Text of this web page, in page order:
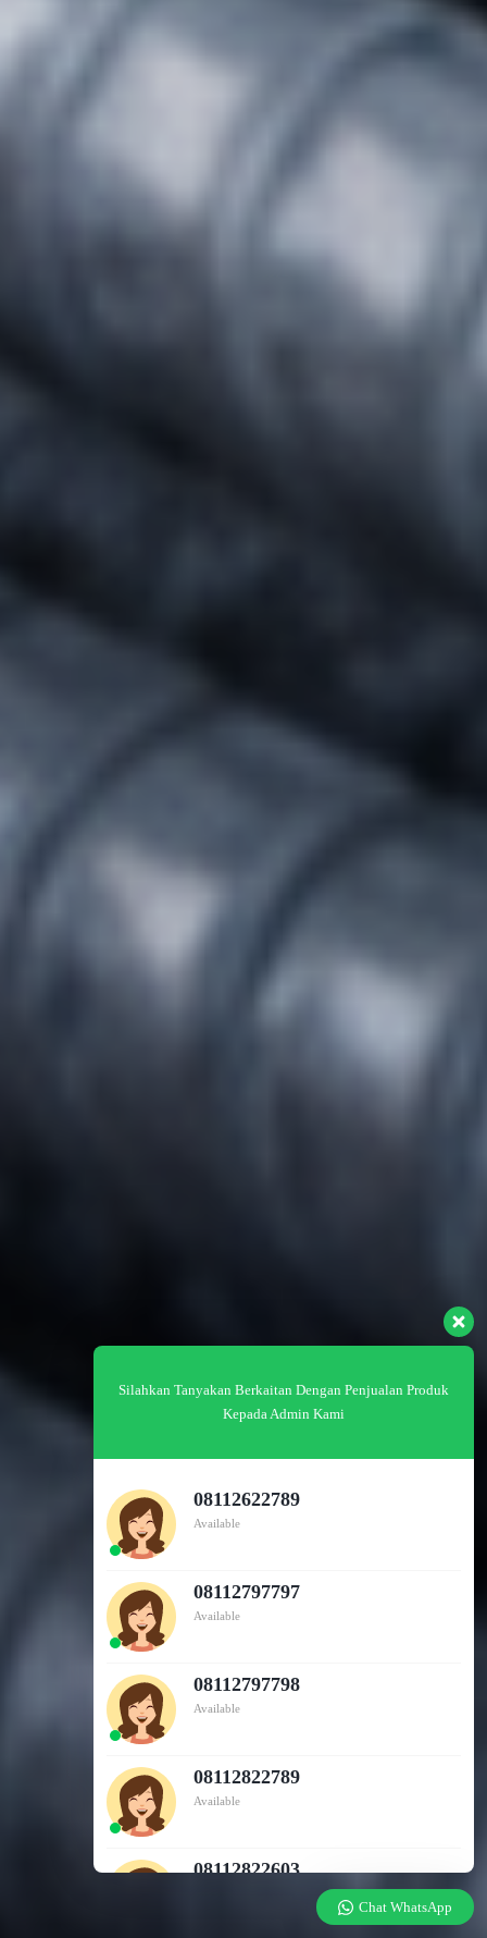
Silahkan Tanyakan Berkaitan Dengan Penjualan Produk
Kepada Admin Kami
08112622789
Available
08112797797
Available
08112797798
Available
08112822789
Available
08112822603
Chat WhatsApp